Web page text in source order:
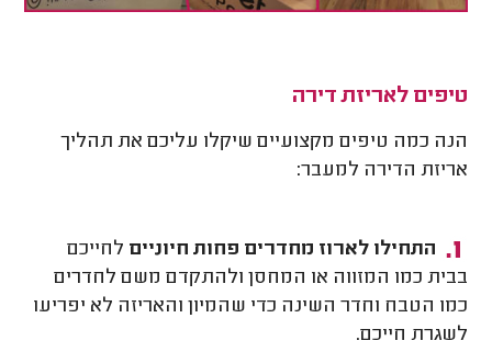
טיפים לאריזת דירה
הנה כמה טיפים מקצועיים שיקלו עליכם את תהליך
אריזת הדירה למעבר:
התחילו לארוז מחדרים פחות חיוניים לחייכם
בבית כמו המזווה או המחסן ולהתקדם משם לחדרים
כמו הטבח וחדר השינה כדי שהמיון והאריזה לא יפריעו
לשגרת חייכם.